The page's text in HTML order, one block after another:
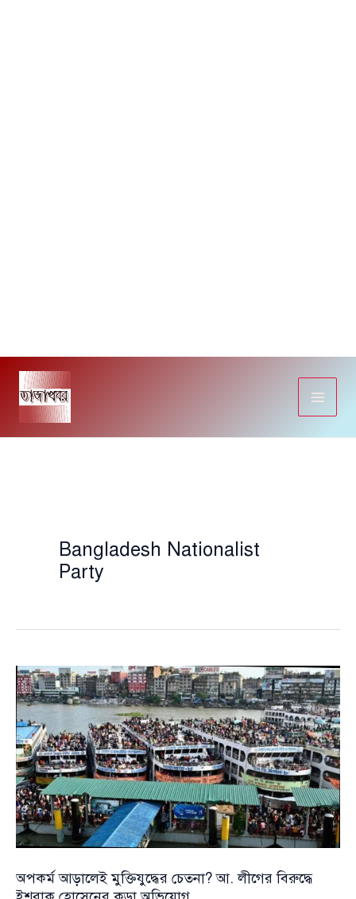
Skip
content
Bangladesh Nationalist
Party
অপকর্ম আড়ালেই মুক্তিযুদ্ধের চেতনা? আ. লীগের বিরুদ্ধে